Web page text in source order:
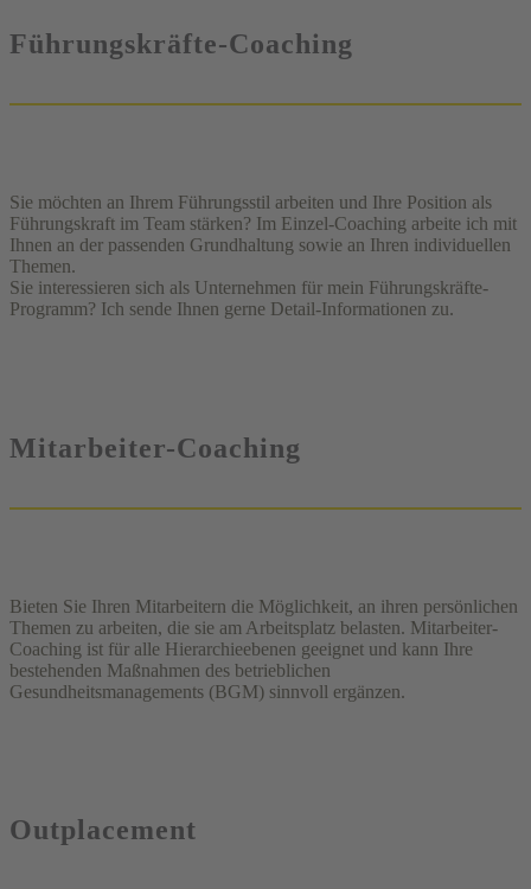
Führungskräfte-Coaching
Sie möchten an Ihrem Führungsstil arbeiten und Ihre Position als
Führungskraft im Team stärken? Im Einzel-Coaching arbeite ich mit
Ihnen an der passenden Grundhaltung sowie an Ihren individuellen
Themen.
Sie interessieren sich als Unternehmen für mein Führungskräfte-
Programm? Ich sende Ihnen gerne Detail-Informationen zu.
Mitarbeiter-Coaching
Bieten Sie Ihren Mitarbeitern die Möglichkeit, an ihren persönlichen
Themen zu arbeiten, die sie am Arbeitsplatz belasten. Mitarbeiter-
Coaching ist für alle Hierarchieebenen geeignet und kann Ihre
bestehenden Maßnahmen des betrieblichen
Gesundheitsmanagements (BGM) sinnvoll ergänzen.
Outplacement